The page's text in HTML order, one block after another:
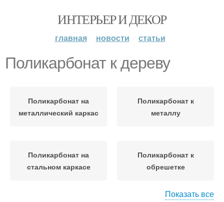
ИНТЕРЬЕР И ДЕКОР
главная новости статьи
Поликарбонат к дереву
Поликарбонат на
металлический каркас
Поликарбонат к
металлу
Поликарбонат на
стальном каркасе
Поликарбонат к
обрешетке
Показать все